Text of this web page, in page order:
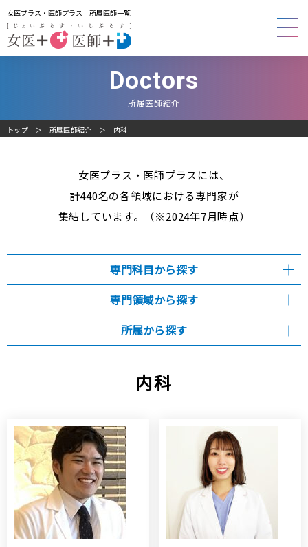
女医プラス・医師プラス 所属医師一覧
Doctors
所属医師紹介
トップ 所属医師紹介 内科
女医プラス・医師プラスには、
計440名の各領域における専門家が
集結しています。（※2024年7月時点）
専門科目から探す
専門領域から探す
所属から探す
内科